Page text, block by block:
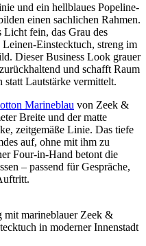
und ein hellblaues Popeline-
einen sachlichen Rahmen.
Licht fein, das Grau des
Einstecktuch, streng im
Dieser Business Look grauer
und schafft Raum
Lautstärke vermittelt.
Marineblau von Zeek &
Breite und der matte
zeitgemäße Linie. Das tiefe
auf, ohne mit ihm zu
Four-in-Hand betont die
– passend für Gespräche,